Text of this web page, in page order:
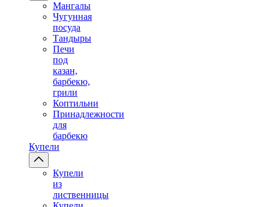
Мангалы
Чугунная
посуда
Тандыры
Печи
под
казан,
барбекю,
грили
Коптильни
Принадлежности
для
барбекю
Купели
Купели
из
лиственницы